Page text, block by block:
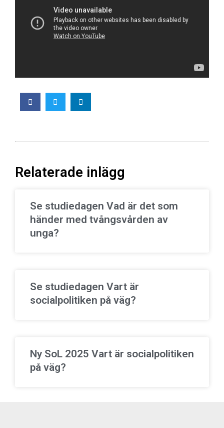
Relaterade inlägg
Se studiedagen Vad är det som
händer med tvångsvården av
unga?
Se studiedagen Vart är
socialpolitiken på väg?
Ny SoL 2025 Vart är socialpolitiken
på väg?